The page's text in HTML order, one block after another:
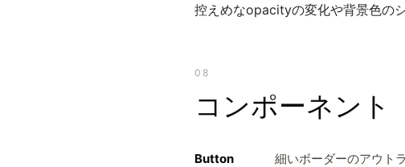
控えめなopacityの変化や背景色の
08
コンポーネント
Button 細いボーダーのアウト